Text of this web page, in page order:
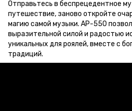
Отправьтесь в беспрецедентное
путешествие, заново откройте
магию самой музыки. AP-550
выразительной силой и радостью
уникальных для роялей, вместе с
традиций.